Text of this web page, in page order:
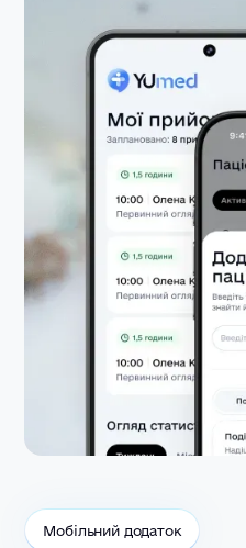
Мобільний додаток